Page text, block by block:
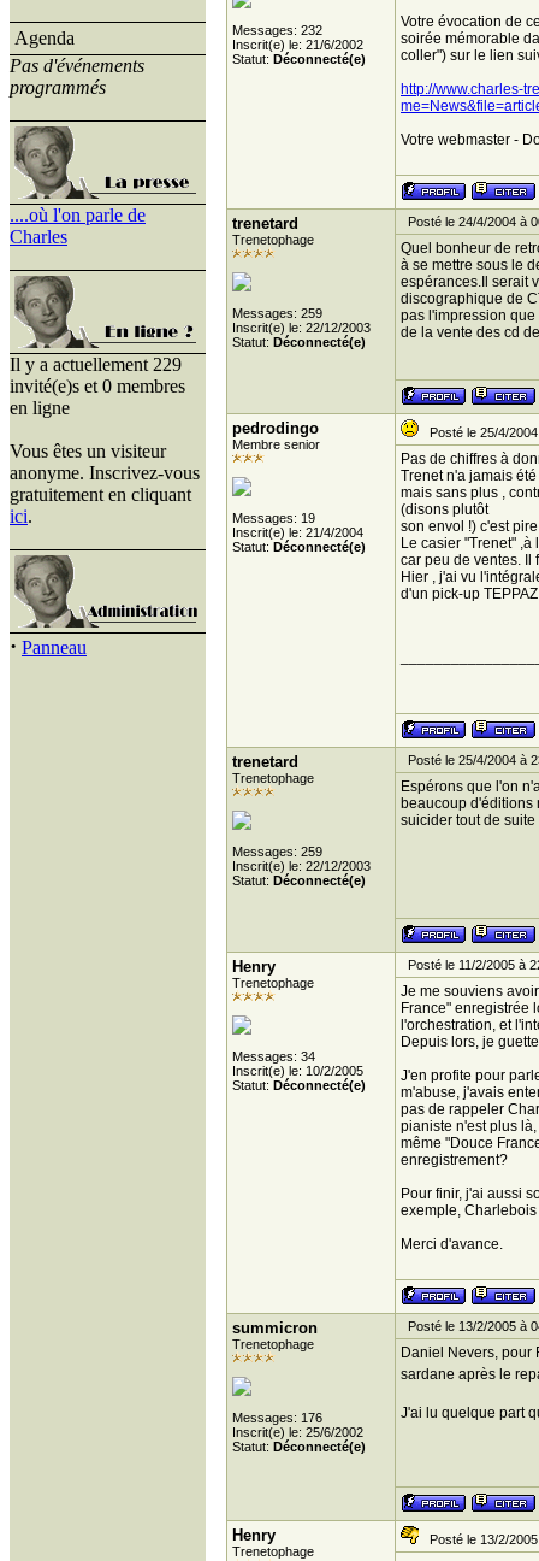
Agenda
Pas d'événements
programmés
....où l'on parle de
Charles
Il y a actuellement 229
invité(e)s et 0 membres
en ligne
Vous êtes un visiteur
anonyme. Inscrivez-vous
gratuitement en cliquant
ici.
· Panneau
Messages: 232
Inscrit(e) le: 21/6/2002
Statut: Déconnecté(e)
Votre évocation de
soirée mémorable
coller") sur le lien
http://www.charles-
Votre webmaster -
trenetard
Trenetophage
Messages: 259
Inscrit(e) le: 22/12/2003
Statut: Déconnecté(e)
Posté le 24/4/2004 à
Quel bonheur de
à se mettre sous le
espérances.Il serait
discographique de
pas l'impression
de la vente des cd
pedrodingo
Membre senior
Messages: 19
Inscrit(e) le: 21/4/2004
Statut: Déconnecté(e)
Posté le 25/4/
Pas de chiffres à
Trenet n'a jamais
mais sans plus ,
(disons plutôt
son envol !) c'est
Le casier "Trenet"
car peu de ventes. Il
Hier , j'ai vu
d'un pick-up
trenetard
Trenetophage
Messages: 259
Inscrit(e) le: 22/12/2003
Statut: Déconnecté(e)
Posté le 25/4/2004 à
Espérons que l'on
beaucoup d'éditions
suicider tout de suite
Henry
Trenetophage
Messages: 34
Inscrit(e) le: 10/2/2005
Statut: Déconnecté(e)
Posté le 11/2/2005 à
Je me souviens
France" enregistrée
l'orchestration, et
Depuis lors, je
J'en profite pour
m'abuse, j'avais
pas de rappeler
pianiste n'est plus
même "Douce
enregistrement?
Pour finir, j'ai aussi
exemple,
Merci d'avance.
summicron
Trenetophage
Messages: 176
Inscrit(e) le: 25/6/2002
Statut: Déconnecté(e)
Posté le 13/2/2005 à
Daniel Nevers, pour
sardane après le
J'ai lu quelque part
Henry
Trenetophage
Posté le 13/2/